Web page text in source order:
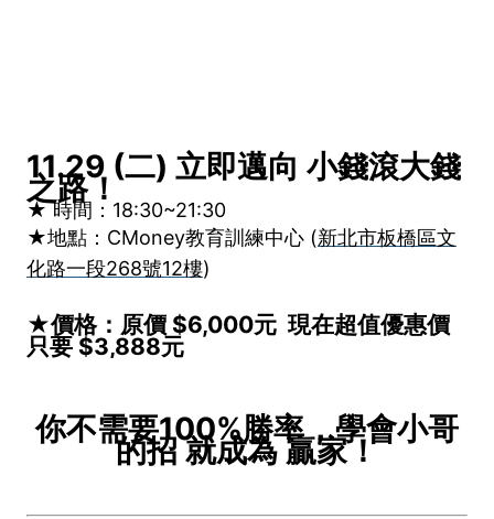
11.29 (二) 立即邁向 小錢滾大錢
之路！
★ 時間：18:30~21:30
★地點： CMoney教育訓練中心 (新北市板橋區文
化路一段268號12樓)
★價格：原價 $6,000元 現在超值優惠價
只要 $3,888元
你不需要100%勝率，學會小哥
的招 就成為 贏家！